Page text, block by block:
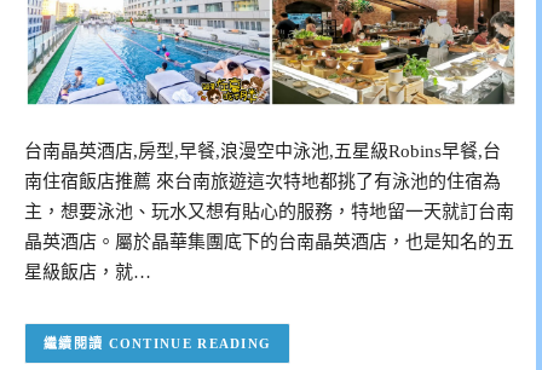
台南晶英酒店,房型,早餐,浪漫空中泳池,五星級Robins早餐,台
南住宿飯店推薦 來台南旅遊這次特地都挑了有泳池的住宿為
主，想要泳池、玩水又想有貼心的服務，特地留一天就訂台南
晶英酒店。屬於晶華集團底下的台南晶英酒店，也是知名的五
星級飯店，就…
CONTINUE READING